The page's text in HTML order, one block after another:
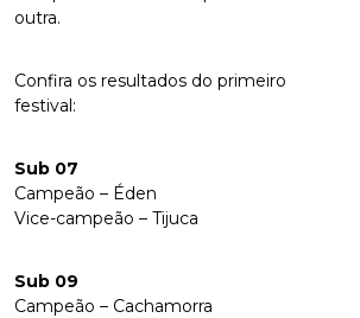
outra.
Confira os resultados do primeiro
festival:
Sub 07
Campeão – Éden
Vice-campeão – Tijuca
Sub 09
Campeão – Cachamorra